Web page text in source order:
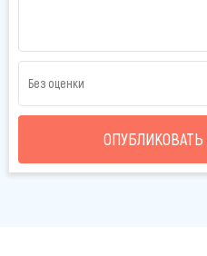
телевизор
мини-бар
кондиционер
беспроводной интернет
В ванной комнате санузел с